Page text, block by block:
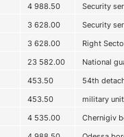
4 988.50
Security
3 628.00
Security
3 628.00
Right
23 582.00
National
453.50
54th
453.50
military
4 535.00
Chernigiv